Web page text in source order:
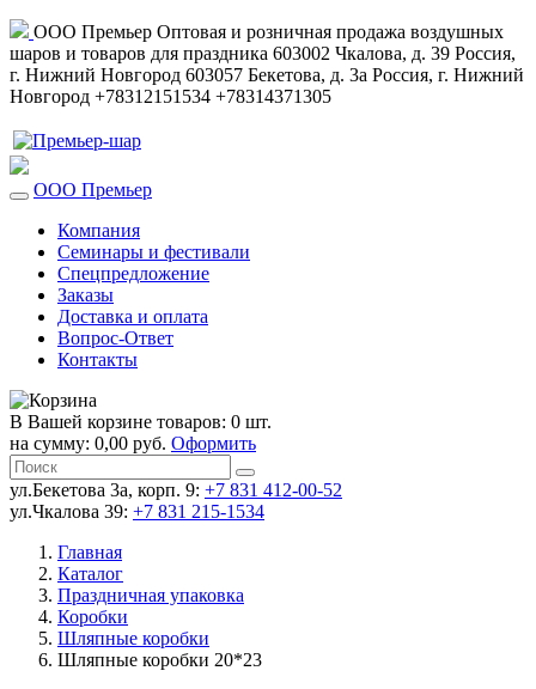
ООО Премьер Оптовая и розничная продажа воздушных
шаров и товаров для праздника 603002 Чкалова, д. 39 Россия,
г. Нижний Новгород 603057 Бекетова, д. 3а Россия, г. Нижний
Новгород +78312151534 +78314371305
ООО Премьер
Компания
Семинары и фестивали
Спецпредложение
Заказы
Доставка и оплата
Вопрос-Ответ
Контакты
В Вашей корзине товаров: 0 шт.
на сумму: 0,00 руб. Оформить
ул.Бекетова 3а, корп. 9: +7 831 412-00-52
ул.Чкалова 39: +7 831 215-1534
Главная
Каталог
Праздничная упаковка
Коробки
Шляпные коробки
Шляпные коробки 20*23